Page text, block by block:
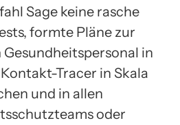
Sage keine rasche
formte Pläne zur
in
Tracer in Skala
und in allen
oder